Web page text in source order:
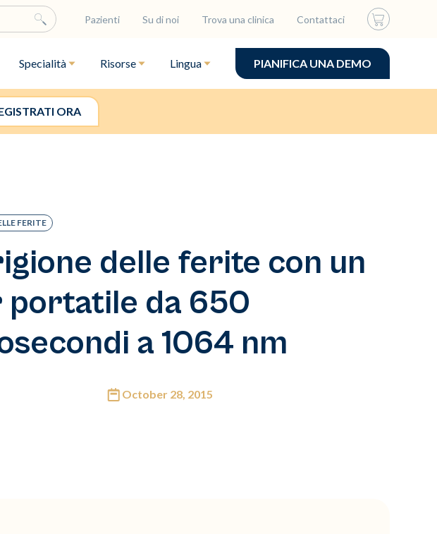
Pazienti Su di noi Trova una clinica Contattaci
Specialità Risorse Lingua PIANIFICA UNA DEMO
ORA
FERITE
delle ferite con un
portatile da 650
a 1064 nm
October 28, 2015